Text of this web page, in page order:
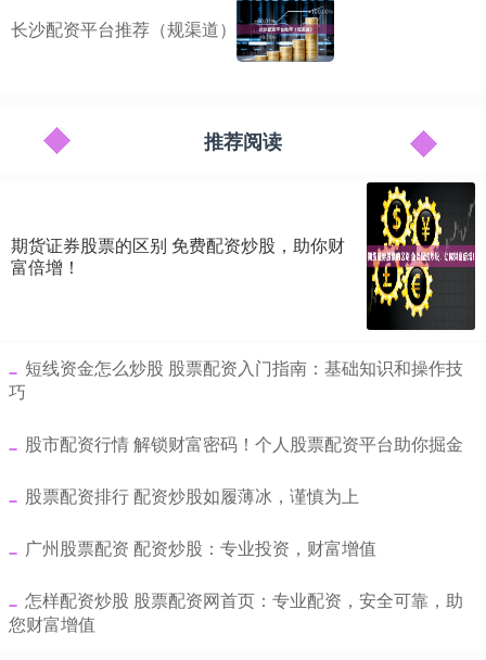
长沙配资平台推荐（规渠道）
推荐阅读
期货证券股票的区别 免费配资炒股，助你财
富倍增！
​短线资金怎么炒股 股票配资入门指南：基础知识和操作技
巧
​股市配资行情 解锁财富密码！个人股票配资平台助你掘金
​股票配资排行 配资炒股如履薄冰，谨慎为上
​广州股票配资 配资炒股：专业投资，财富增值
​怎样配资炒股 股票配资网首页：专业配资，安全可靠，助
您财富增值